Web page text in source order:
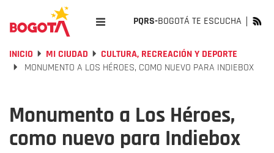
PQRS-BOGOTÁ TE ESCUCHA
INICIO MI CIUDAD
CULTURA, RECREACIÓN Y DEPORTE
MONUMENTO A LOS HÉROES, COMO NUEVO PARA INDIEBOX
Monumento a Los Héroes,
como nuevo para Indiebox